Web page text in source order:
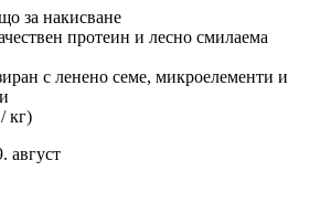
за накисване
протеин и лесно смилаема
с ленено семе, микроелементи и
кг)
август